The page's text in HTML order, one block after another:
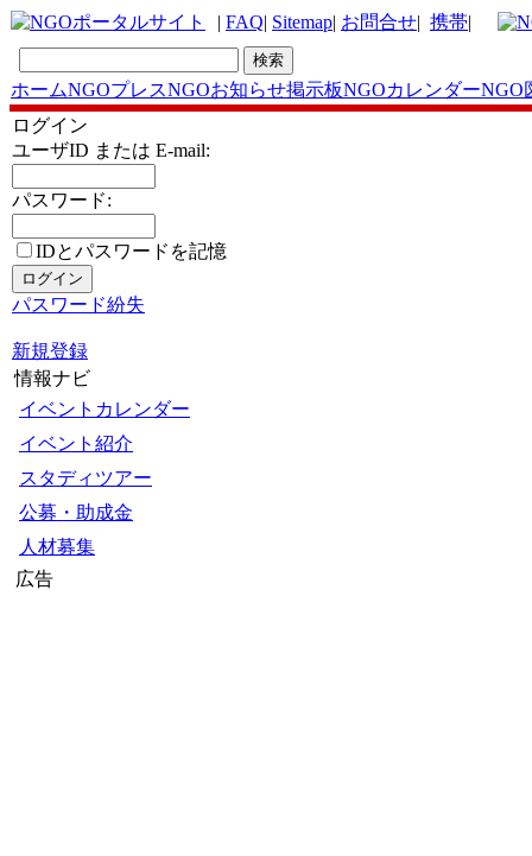
| FAQ| Sitemap| お問合せ| 携帯|
ホームNGOプレスNGOお知らせ掲示板NGOカレンダーNGO
ログイン
ユーザID または E-mail:
パスワード:
IDとパスワードを記憶
パスワード紛失
新規登録
情報ナビ
イベントカレンダー
イベント紹介
スタディツアー
公募・助成金
人材募集
広告